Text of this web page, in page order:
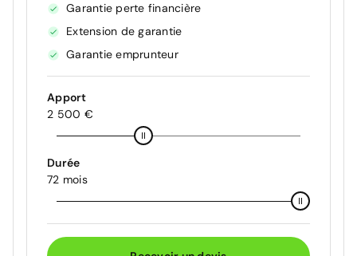
Garantie perte financière
Extension de garantie
Garantie emprunteur
Apport
2 500 €
Durée
72 mois